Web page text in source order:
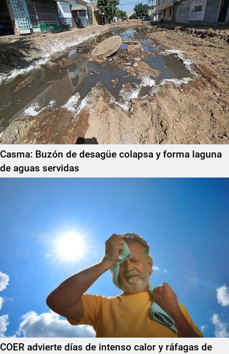
Casma: Buzón de desagüe colapsa y forma laguna
de aguas servidas
COER advierte días de intenso calor y ráfagas de